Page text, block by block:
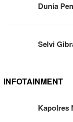
Dunia
Selvi
INFOTAINMENT
Kapolres